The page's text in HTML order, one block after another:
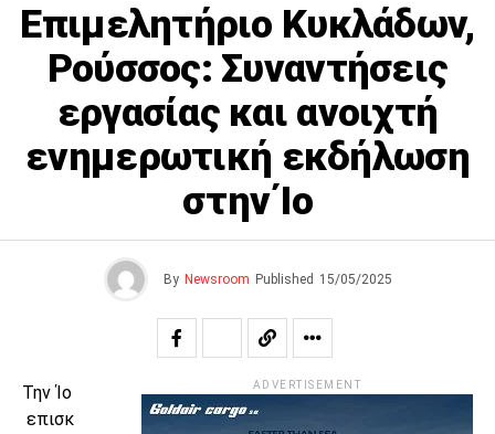
Επιμελητήριο Κυκλάδων,
Ρούσσος: Συναντήσεις
εργασίας και ανοιχτή
ενημερωτική εκδήλωση
στην Ίο
By Newsroom Published 15/05/2025
Την Ίο
επισκ
ADVERTISEMENT